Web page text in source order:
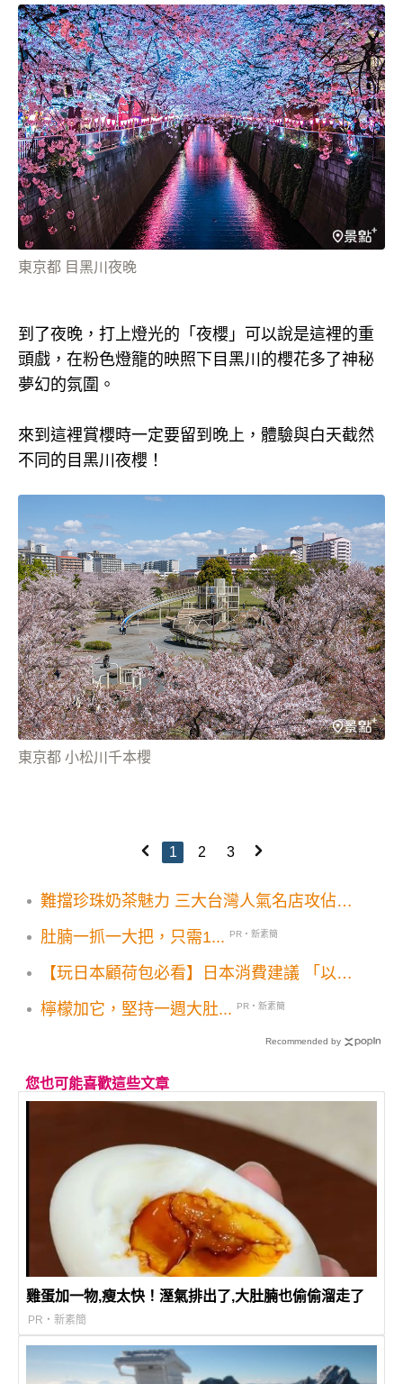
東京都 目黑川夜晚
到了夜晚，打上燈光的「夜櫻」可以說是這裡的重
頭戲，在粉色燈籠的映照下目黑川的櫻花多了神秘
夢幻的氛圍。
來到這裡賞櫻時一定要留到晚上，體驗與白天截然
不同的目黑川夜櫻！
東京都 小松川千本櫻
1 2 3
難擋珍珠奶茶魅力 三大台灣人氣名店攻佔日
肚腩一抓一大把，只需1...
PR・新素簡
【玩日本顧荷包必看】日本消費建議 「以日
人包
檸檬加它，堅持一週大肚... PR・新素簡
Recommended by
您也可能喜歡這些文章
雞蛋加一物,瘦太快！溼氣排出了,大肚腩也偷偷溜走了
PR・新素簡